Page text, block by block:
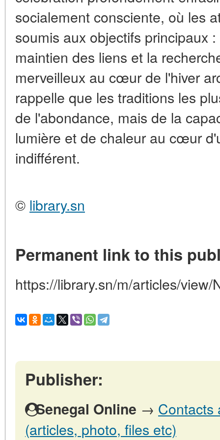
socialement consciente, où les
soumis aux objectifs principaux
maintien des liens et la
merveilleux au cœur de l'hiver
rappelle que les traditions les
de l'abondance, mais de la
lumière et de chaleur au cœur
indifférent.
© library.sn
Permanent link to this
https://library.sn/m/articles/view/
Publisher:
Senegal Online → Contacts
(articles, photo, files etc)